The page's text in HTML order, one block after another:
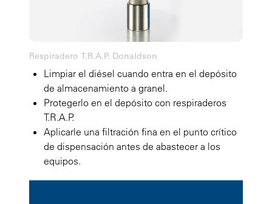
Respiradero T.R.A.P. Donaldson
Limpiar el diésel cuando entra en el depósito
de almacenamiento a granel.
Protegerlo en el depósito con respiraderos
T.R.A.P.
Aplicarle una filtración fina en el punto crítico
de dispensación antes de abastecer a los
equipos.